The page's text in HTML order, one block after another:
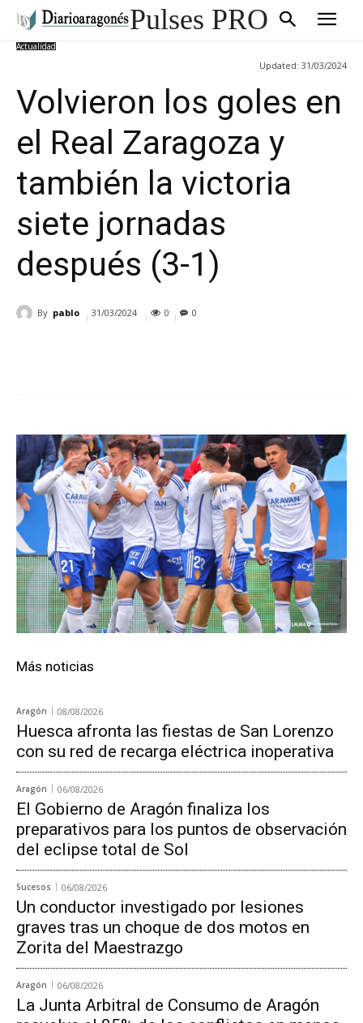
Pulses PRO
Actualidad
Updated: 31/03/2024
Volvieron los goles en
el Real Zaragoza y
también la victoria
siete jornadas
después (3-1)
By pablo 31/03/2024 0 0
Más noticias
Aragón 08/08/2026
Huesca afronta las fiestas de San Lorenzo
con su red de recarga eléctrica inoperativa
Aragón 06/08/2026
El Gobierno de Aragón finaliza los
preparativos para los puntos de observación
del eclipse total de Sol
Sucesos 06/08/2026
Un conductor investigado por lesiones
graves tras un choque de dos motos en
Zorita del Maestrazgo
Aragón 06/08/2026
La Junta Arbitral de Consumo de Aragón